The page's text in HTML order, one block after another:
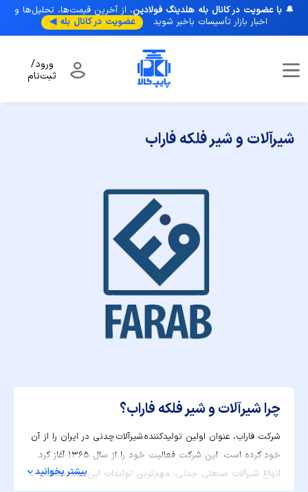
🔔با عضویت در کانال بله هلدینگ فولادین، از آخرین قیمت‌ها، تحلیل‌ها و
اخبار بازار تأسیسات با‌خبر شوید
عضویت در کانال بله ◀
ورود/
ثبت‌نام
شیرآلات و شیر فلکه فاراب
شیرآلات و شیر فلکه فاراب
چرا شیرآلات و شیر فلکه فاراب؟
شرکت فاراب، عنوان اولین تولیدکننده شیرآلات چدنی در ایران را از آن
خود کرده است. این شرکت فعالیت خود را از سال ۱۳۶۵ آغاز کرد.
انواع شیرآلات صنعتی چدنی، مهم‌ترین تولیدات این برند هستند. به
بیشتر بخوانید